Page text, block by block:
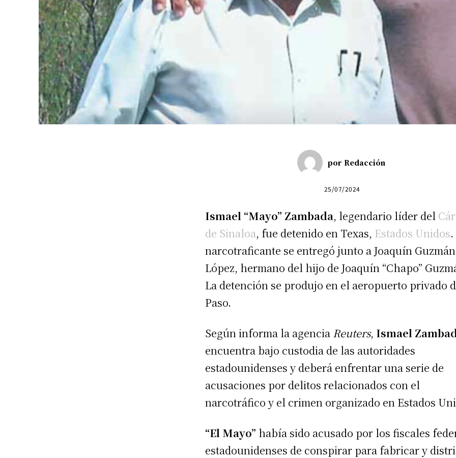
por Redacción
25/07/2024
Ismael “Mayo” Zambada, legendario líder del
de Sinaloa, fue detenido en Texas, Estados Unidos
narcotraficante se entregó junto a Joaquín Guzmán
López, hermano del hijo de Joaquín “Chapo”
La detención se produjo en el aeropuerto privado
Paso.
Según informa la agencia Reuters, Ismael
encuentra bajo custodia de las autoridades
estadounidenses y deberá enfrentar una serie de
acusaciones por delitos relacionados con el
narcotráfico y el crimen organizado en Estados
“El Mayo” había sido acusado por los fiscales
estadounidenses de conspirar para fabricar y